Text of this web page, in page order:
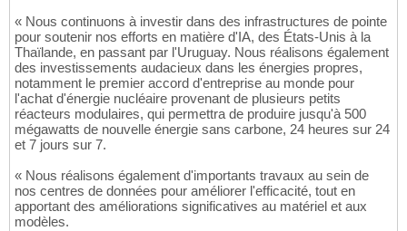
« Nous continuons à investir dans des infrastructures de pointe
pour soutenir nos efforts en matière d'IA, des États-Unis à la
Thaïlande, en passant par l'Uruguay. Nous réalisons également
des investissements audacieux dans les énergies propres,
notamment le premier accord d'entreprise au monde pour
l'achat d'énergie nucléaire provenant de plusieurs petits
réacteurs modulaires, qui permettra de produire jusqu'à 500
mégawatts de nouvelle énergie sans carbone, 24 heures sur 24
et 7 jours sur 7.
« Nous réalisons également d'importants travaux au sein de
nos centres de données pour améliorer l'efficacité, tout en
apportant des améliorations significatives au matériel et aux
modèles.